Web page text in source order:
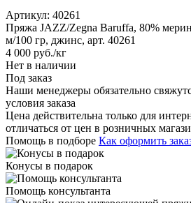
Артикул: 40261
Пряжа JAZZ/Zegna Baruffa, 80%
м/100 гр, джинс, арт. 40261
4 000 руб./кг
Нет в наличии
Под заказ
Наши менеджеры обязательно
условия заказа
Цена действительна только для
отличаться от цен в розничных
Помощь в подборе Как оформить
Конусы в подарок
Помощь консультанта